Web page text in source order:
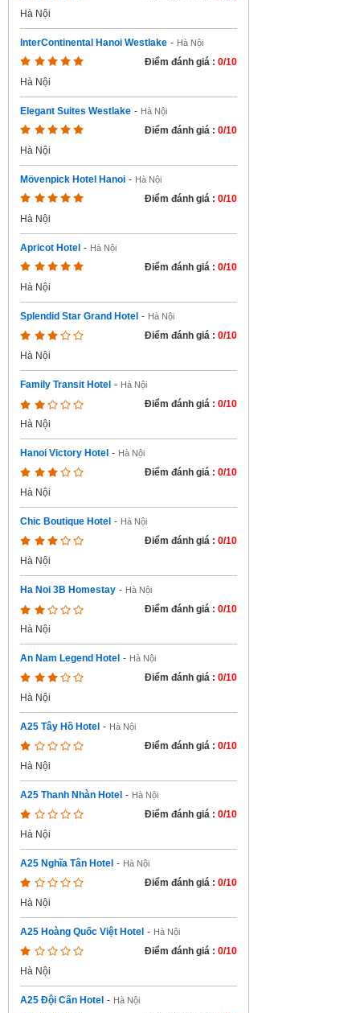
Hà Nội
InterContinental Hanoi Westlake - Hà Nội
Điểm đánh giá : 0/10
Hà Nội
Elegant Suites Westlake - Hà Nội
Điểm đánh giá : 0/10
Hà Nội
Mövenpick Hotel Hanoi - Hà Nội
Điểm đánh giá : 0/10
Hà Nội
Apricot Hotel - Hà Nội
Điểm đánh giá : 0/10
Hà Nội
Splendid Star Grand Hotel - Hà Nội
Điểm đánh giá : 0/10
Hà Nội
Family Transit Hotel - Hà Nội
Điểm đánh giá : 0/10
Hà Nội
Hanoi Victory Hotel - Hà Nội
Điểm đánh giá : 0/10
Hà Nội
Chic Boutique Hotel - Hà Nội
Điểm đánh giá : 0/10
Hà Nội
Ha Noi 3B Homestay - Hà Nội
Điểm đánh giá : 0/10
Hà Nội
An Nam Legend Hotel - Hà Nội
Điểm đánh giá : 0/10
Hà Nội
A25 Tây Hồ Hotel - Hà Nội
Điểm đánh giá : 0/10
Hà Nội
A25 Thanh Nhàn Hotel - Hà Nội
Điểm đánh giá : 0/10
Hà Nội
A25 Nghĩa Tân Hotel - Hà Nội
Điểm đánh giá : 0/10
Hà Nội
A25 Hoàng Quốc Việt Hotel - Hà Nội
Điểm đánh giá : 0/10
Hà Nội
A25 Đội Cấn Hotel - Hà Nội